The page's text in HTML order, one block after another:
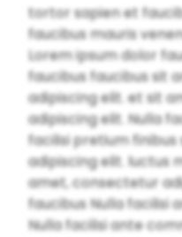
tortor sapien et
faucibus mauris
Lorem ipsum dolor
faucibus faucibus sit
adipiscing elit. et sit
adipiscing elit. Nulla
facilisi pretium
adipiscing elit. luctus
amet, consectetur
faucibus Nulla facilisi
Nulla facilisi ante